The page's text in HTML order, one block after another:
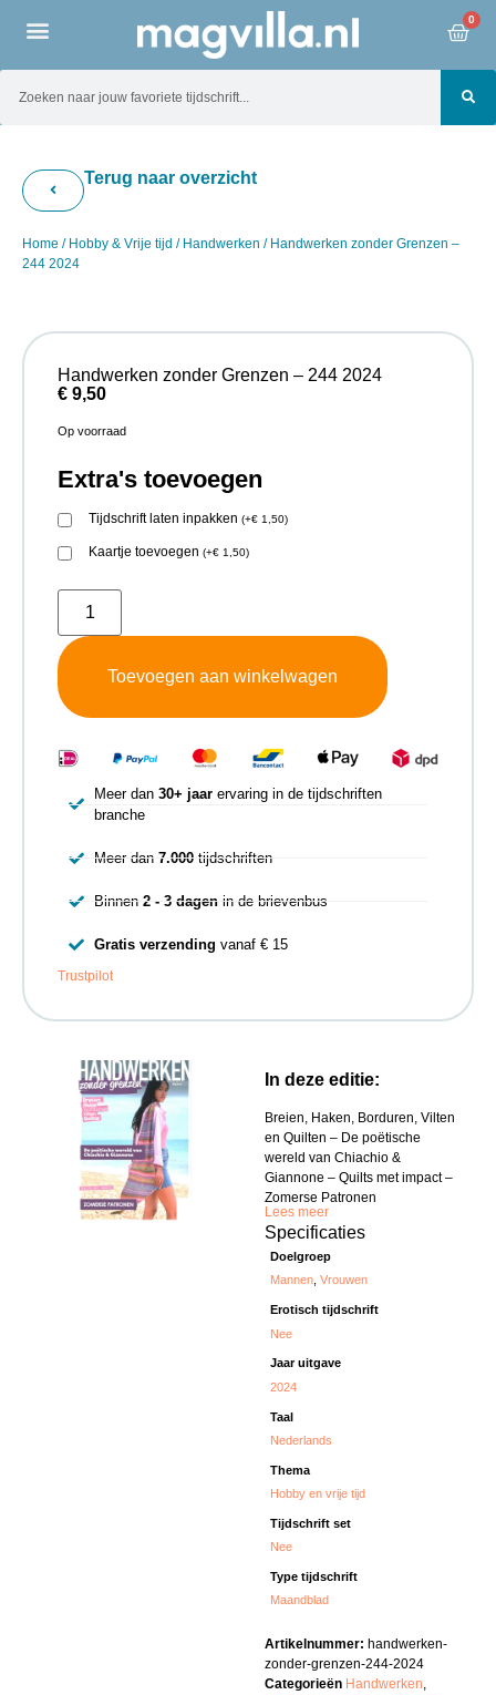
0
Terug naar overzicht
Home / Hobby & Vrije tijd / Handwerken / Handwerken zonder Grenzen –
244 2024
In deze editie:
Breien, Haken, Borduren, Vilten
en Quilten – De poëtische
wereld van Chiachio &
Giannone – Quilts met impact –
Zomerse Patronen
Lees meer
Specificaties
Doelgroep
Mannen,Vrouwen
Erotisch tijdschrift
Nee
Jaar uitgave
2024
Taal
Nederlands
Thema
Hobby en vrije tijd
Tijdschrift set
Nee
Type tijdschrift
Maandblad
Artikelnummer: handwerken-
zonder-grenzen-244-2024
Categorieën Handwerken,
Handwerken zonder Grenzen – 244 2024
€ 9,50
Op voorraad
Extra's toevoegen
Tijdschrift laten inpakken (+€ 1,50)
Kaartje toevoegen (+€ 1,50)
Toevoegen aan winkelwagen
Meer dan 30+ jaarervaring in de tijdschriften
branche
Meer dan 7.000tijdschriften
Binnen 2 - 3 dagenin de brievenbus
Gratis verzending vanaf € 15
Trustpilot